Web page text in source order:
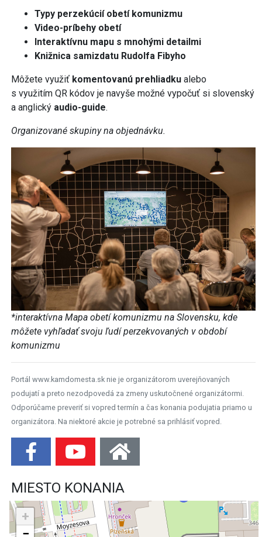
Typy perzekúcií obetí komunizmu
Video-príbehy obetí
Interaktívnu mapu s mnohými detailmi
Knižnica samizdatu Rudolfa Fibyho
Môžete využiť komentovanú prehliadku alebo
s využitím QR kódov je navyše možné vypočuť si slovenský
a anglický audio-guide.
Organizované skupiny na objednávku.
*interaktívna Mapa obetí komunizmu na Slovensku, kde
môžete vyhľadať svoju ľudí perzekvovaných v období
komunizmu
Portál www.kamdomesta.sk nie je organizátorom uverejňovaných
podujatí a preto nezodpovedá za zmeny uskutočnené organizátormi.
Odporúčame preveriť si vopred termín a čas konania podujatia priamo u
organizátora. Na niektoré akcie je potrebné sa prihlásiť vopred.
MIESTO KONANIA
+
−